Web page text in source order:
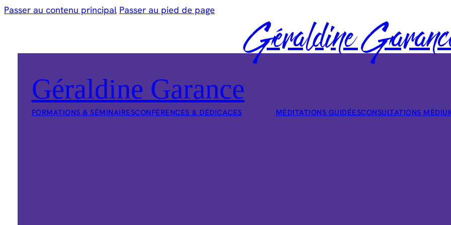
Passer au contenu principal Passer au pied de page
Géraldine
Géraldine Garance
FORMATIONS & SÉMINAIRESCONFÉRENCES & DÉDICACES MÉDITATIONS GUIDÉESCONSULTATIONS